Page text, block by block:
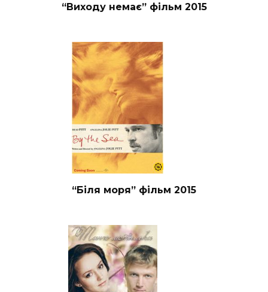
“Виходу немає” фільм 2015
“Біля моря” фільм 2015